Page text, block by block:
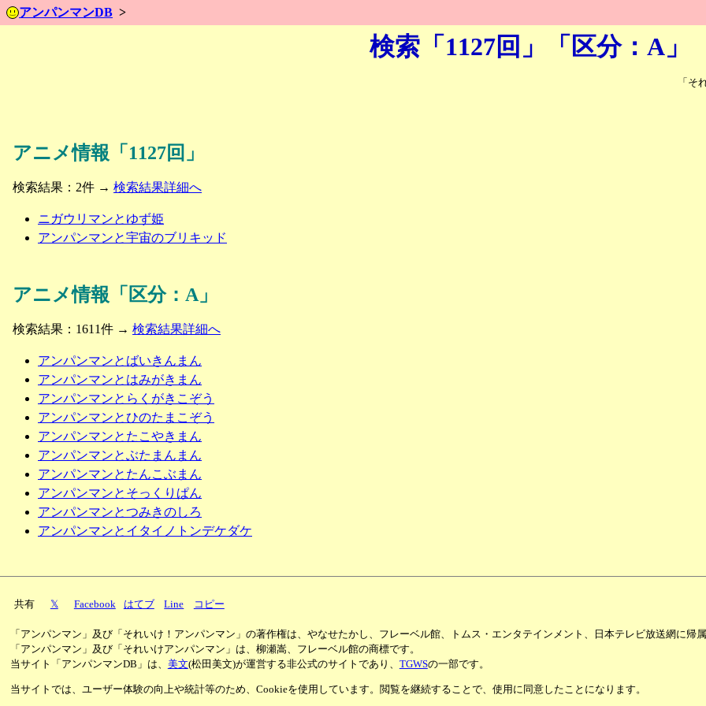
アンパンマンDB
検索「1127回」「区分：A」
「そ
アニメ情報「1127回」
検索結果：2件 → 検索結果詳細へ
ニガウリマンとゆず姫
アンパンマンと宇宙のブリキッド
アニメ情報「区分：A」
検索結果：1611件 → 検索結果詳細へ
アンパンマンとばいきんまん
アンパンマンとはみがきまん
アンパンマンとらくがきこぞう
アンパンマンとひのたまこぞう
アンパンマンとたこやきまん
アンパンマンとぶたまんまん
アンパンマンとたんこぶまん
アンパンマンとそっくりぱん
アンパンマンとつみきのしろ
アンパンマンとイタイノトンデケダケ
共有 𝕏 Facebook はてブ Line コピー
「アンパンマン」及び「それいけ！アンパンマン」の著作権は、やなせたかし、フレーベル館、トムス・エンタテインメント、日本テレビ放送網に帰属
「アンパンマン」及び「それいけアンパンマン」は、柳瀬嵩、フレーベル館の商標です。
当サイト「アンパンマンDB」は、 美文(松田美文)が運営する非公式のサイトであり、 TGWSの一部です。
当サイトでは、ユーザー体験の向上や統計等のため、Cookieを使用しています。閲覧を継続することで、使用に同意したことになります。